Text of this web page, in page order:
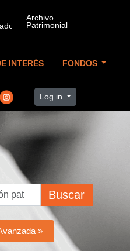
INTERÉS FONDOS
Log in
Buscar
»